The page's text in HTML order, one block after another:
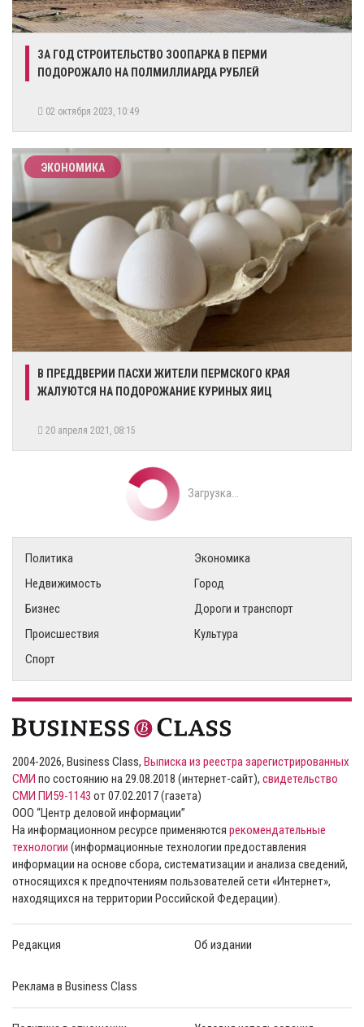
ЗА ГОД СТРОИТЕЛЬСТВО ЗООПАРКА В ПЕРМИ
ПОДОРОЖАЛО НА ПОЛМИЛЛИАРДА РУБЛЕЙ
02 октября 2023, 10:49
ЭКОНОМИКА
В ПРЕДДВЕРИИ ПАСХИ ЖИТЕЛИ ПЕРМСКОГО КРАЯ
ЖАЛУЮТСЯ НА ПОДОРОЖАНИЕ КУРИНЫХ ЯИЦ
20 апреля 2021, 08:15
Загрузка...
Политика
Экономика
Недвижимость
Город
Бизнес
Дороги и транспорт
Происшествия
Культура
Спорт
2004-2026, Business Class, Выписка из реестра зарегистрированных
СМИ по состоянию на 29.08.2018 (интернет-сайт), свидетельство
СМИ ПИ59-1143 от 07.02.2017 (газета)
ООО “Центр деловой информации”
На информационном ресурсе применяются рекомендательные
технологии (информационные технологии предоставления
информации на основе сбора, систематизации и анализа сведений,
относящихся к предпочтениям пользователей сети «Интернет»,
находящихся на территории Российской Федерации).
Редакция Об издании
Реклама в Business Class